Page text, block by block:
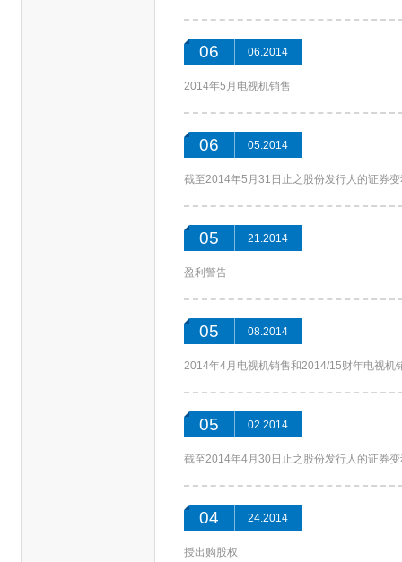
06 06.2014
2014年5月电视机销售
06 05.2014
截至2014年5月31日止之股份发行人的证券
05 21.2014
盈利警告
05 08.2014
2014年4月电视机销售和2014/15财年电视机
05 02.2014
截至2014年4月30日止之股份发行人的证券
04 24.2014
授出购股权